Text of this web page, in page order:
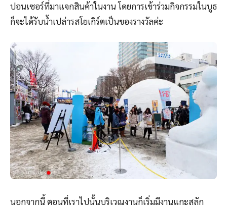
ปอนเซอร์ที่มาแจกสินค้าในงาน โดยการเข้าร่วมกิจกรรมในบูธ
ก็จะได้รับน้ำเปล่ารสโยเกิร์ตเป็นของรางวัลค่ะ
นอกจากนี้ ตอนที่เราไปนั้นบริเวณงานก็เริ่มมีงานแกะสลัก